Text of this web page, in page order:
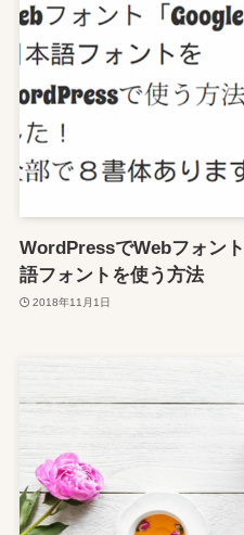
WordPressでWebフォン
語フォントを使う方法
2018年11月1日